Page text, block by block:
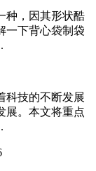
种，因其形状酷
一下背心袋制袋
科技的不断发展
展。本文将重点